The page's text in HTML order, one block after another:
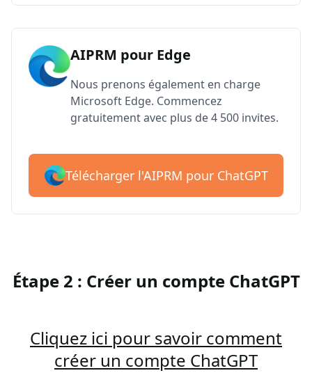
AIPRM pour Edge
Nous prenons également en charge
Microsoft Edge. Commencez
gratuitement avec plus de 4 500 invites.
Télécharger l'AIPRM pour ChatGPT
Étape 2 : Créer un compte ChatGPT
Cliquez ici pour savoir comment
créer un compte ChatGPT